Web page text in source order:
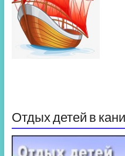
Отдых детей в